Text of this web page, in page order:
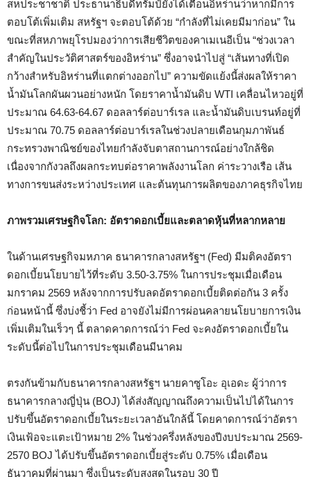
สหประชาชาติ ประธานาธิบดีทรัมป์ยังได้เตือนอิหร่านว่าหากมีการ
ตอบโต้เพิ่มเติม สหรัฐฯ จะตอบโต้ด้วย “กำลังที่ไม่เคยมีมาก่อน” ใน
ขณะที่สหภาพยุโรปมองว่าการเสียชีวิตของคาเมเนอีเป็น “ช่วงเวลา
สำคัญในประวัติศาสตร์ของอิหร่าน” ซึ่งอาจนำไปสู่ “เส้นทางที่เปิด
กว้างสำหรับอิหร่านที่แตกต่างออกไป” ความขัดแย้งนี้ส่งผลให้ราคา
น้ำมันโลกผันผวนอย่างหนัก โดยราคาน้ำมันดิบ WTI เคลื่อนไหวอยู่ที่
ประมาณ 64.63-64.67 ดอลลาร์ต่อบาร์เรล และน้ำมันดิบเบรนท์อยู่ที่
ประมาณ 70.75 ดอลลาร์ต่อบาร์เรลในช่วงปลายเดือนกุมภาพันธ์
กระทรวงพาณิชย์ของไทยกำลังจับตาสถานการณ์อย่างใกล้ชิด
เนื่องจากกังวลถึงผลกระทบต่อราคาพลังงานโลก ค่าระวางเรือ เส้น
ทางการขนส่งระหว่างประเทศ และต้นทุนการผลิตของภาคธุรกิจไทย
ภาพรวมเศรษฐกิจโลก: อัตราดอกเบี้ยและตลาดหุ้นที่หลากหลาย
ในด้านเศรษฐกิจมหภาค ธนาคารกลางสหรัฐฯ (Fed) มีมติคงอัตรา
ดอกเบี้ยนโยบายไว้ที่ระดับ 3.50-3.75% ในการประชุมเมื่อเดือน
มกราคม 2569 หลังจากการปรับลดอัตราดอกเบี้ยติดต่อกัน 3 ครั้ง
ก่อนหน้านี้ ซึ่งบ่งชี้ว่า Fed อาจยังไม่มีการผ่อนคลายนโยบายการเงิน
เพิ่มเติมในเร็วๆ นี้ ตลาดคาดการณ์ว่า Fed จะคงอัตราดอกเบี้ยใน
ระดับนี้ต่อไปในการประชุมเดือนมีนาคม
ตรงกันข้ามกับธนาคารกลางสหรัฐฯ นายคาซูโอะ อุเอดะ ผู้ว่าการ
ธนาคารกลางญี่ปุ่น (BOJ) ได้ส่งสัญญาณถึงความเป็นไปได้ในการ
ปรับขึ้นอัตราดอกเบี้ยในระยะเวลาอันใกล้นี้ โดยคาดการณ์ว่าอัตรา
เงินเฟ้อจะแตะเป้าหมาย 2% ในช่วงครึ่งหลังของปีงบประมาณ 2569-
2570 BOJ ได้ปรับขึ้นอัตราดอกเบี้ยสู่ระดับ 0.75% เมื่อเดือน
ธันวาคมที่ผ่านมา ซึ่งเป็นระดับสูงสุดในรอบ 30 ปี